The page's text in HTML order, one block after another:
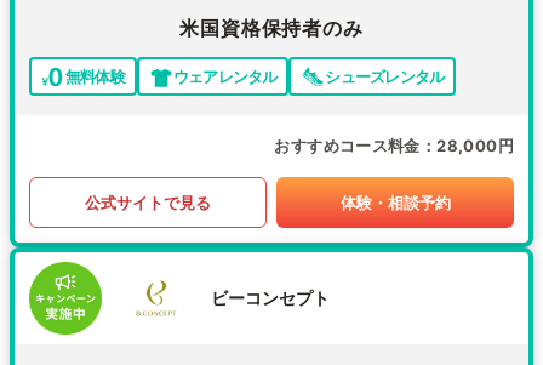
米国資格保持者のみ
無料体験 ウェアレンタル シューズレンタル
おすすめコース料金 28,000円
公式サイトで見る 体験・相談予約
ビーコンセプト